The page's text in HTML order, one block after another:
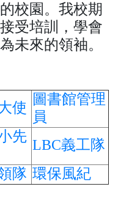
校園。我校期
受培訓，學會
未來的領袖。
使
圖書館管理
員
先
LBC義工隊
隊 環保風紀